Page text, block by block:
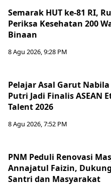
Semarak HUT ke-81 RI,
Periksa Kesehatan 200
Binaan
8 Agu 2026, 9:28 PM
Pelajar Asal Garut
Putri Jadi Finalis ASEAN
Talent 2026
8 Agu 2026, 7:52 PM
PNM Peduli Renovasi
Annajatul Faizin,
Santri dan Masyarakat